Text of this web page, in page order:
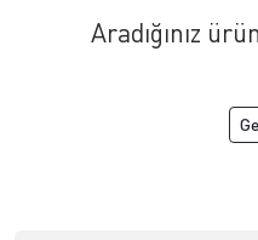
Aradığınız